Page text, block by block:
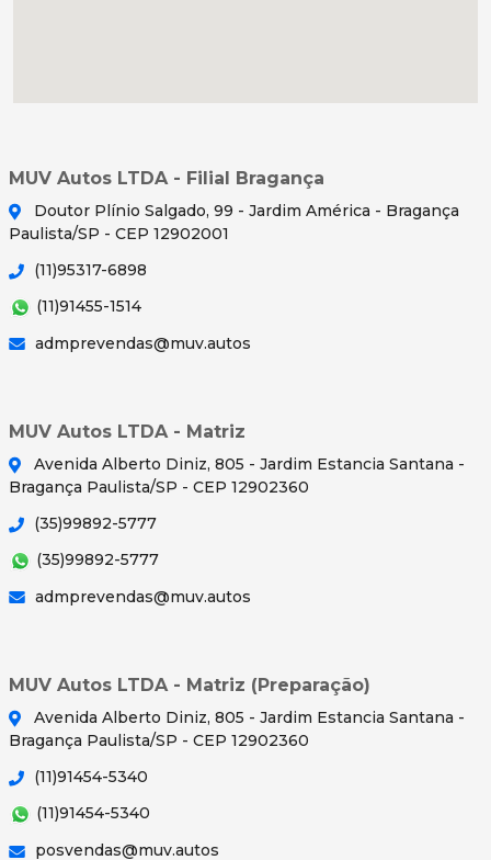
MUV Autos LTDA - Filial Bragança
Doutor Plínio Salgado, 99 - Jardim América - Bragança
Paulista/SP - CEP 12902001
(11)95317-6898
(11)91455-1514
admprevendas@muv.autos
MUV Autos LTDA - Matriz
Avenida Alberto Diniz, 805 - Jardim Estancia Santana -
Bragança Paulista/SP - CEP 12902360
(35)99892-5777
(35)99892-5777
admprevendas@muv.autos
MUV Autos LTDA - Matriz (Preparação)
Avenida Alberto Diniz, 805 - Jardim Estancia Santana -
Bragança Paulista/SP - CEP 12902360
(11)91454-5340
(11)91454-5340
posvendas@muv.autos